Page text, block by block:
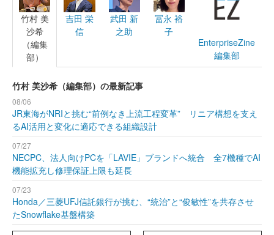
竹村 美
沙希
（編集
部）
吉田 栄
信
武田 新
之助
冨永 裕
子
EnterpriseZine
編集部
竹村 美沙希（編集部）の最新記事
08/06
JR東海がNRIと挑む“前例なき上流工程変革” リニア構想を支え
るAI活用と変化に適応できる組織設計
07/27
NECPC、法人向けPCを「LAVIE」ブランドへ統合 全7機種でAI
機能拡充し修理保証上限も延長
07/23
Honda／三菱UFJ信託銀行が挑む、“統治”と“俊敏性”を共存させ
たSnowflake基盤構築